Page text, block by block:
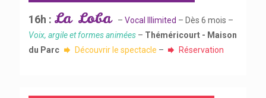
16h : La Loba – Vocal IIlimited – Dès 6 mois –
Voix, argile et formes animées – Théméricourt - Maison
du Parc
Découvrir le spectacle – Réservation